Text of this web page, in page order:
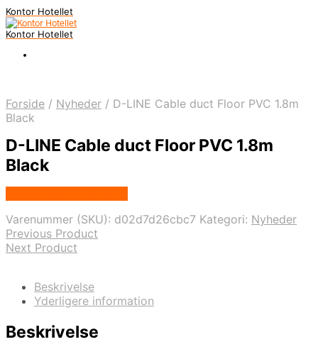
Kontor Hotellet
Kontor Hotellet
Forside / Nyheder / D-LINE Cable duct Floor PVC 1.8m
Black
D-LINE Cable duct Floor PVC 1.8m
Black
Varenummer (SKU): d02d7d26cbc7 Kategori: Nyheder
Previous Product
Next Product
Beskrivelse
Yderligere information
Beskrivelse